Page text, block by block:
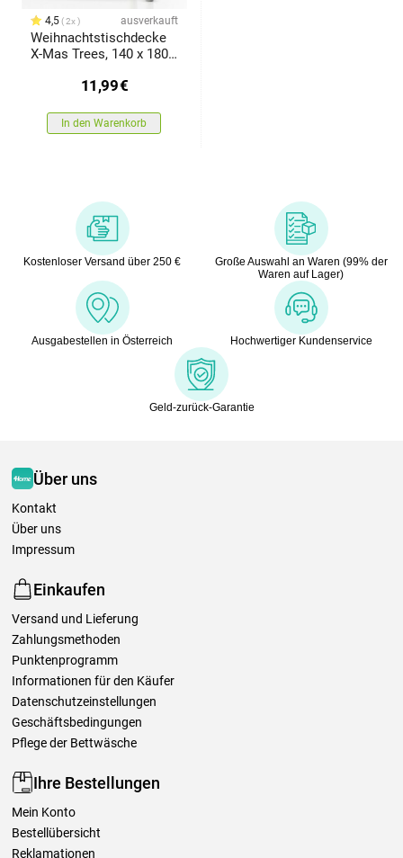
4,5 2x ausverkauft
Weihnachtstischdecke
X-Mas Trees, 140 x 180
11,99€
In den Warenkorb
Kostenloser Versand über 250 €
Große Auswahl an Waren (99% der
Waren auf Lager)
Ausgabestellen in Österreich Hochwertiger Kundenservice
Geld-zurück-Garantie
Über uns
Kontakt
Über uns
Impressum
Einkaufen
Versand und Lieferung
Zahlungsmethoden
Punktenprogramm
Informationen für den Käufer
Datenschutzeinstellungen
Geschäftsbedingungen
Pflege der Bettwäsche
Ihre Bestellungen
Mein Konto
Bestellübersicht
Reklamationen